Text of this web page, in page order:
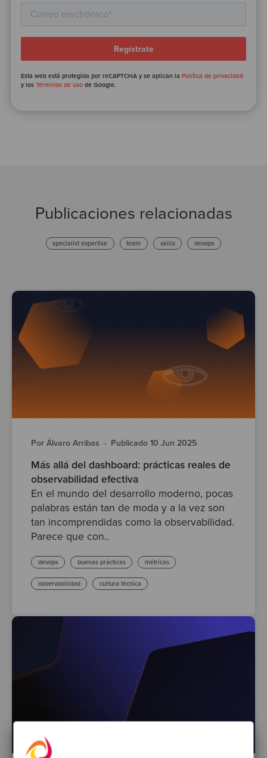
Esta web está protegida por reCAPTCHA y se aplican laPolítica de privacidad
y losTérminos de uso de Google.
Publicaciones relacionadas
specialist expertise team skills devops
Por Álvaro Arribas · Publicado 10 Jun 2025
Más allá del dashboard: prácticas reales de
observabilidad efectiva
En el mundo del desarrollo moderno, pocas
palabras están tan de moda y a la vez son
tan incomprendidas como la observabilidad.
Parece que con..
devops buenas prácticas métricas
observabilidad cultura técnica